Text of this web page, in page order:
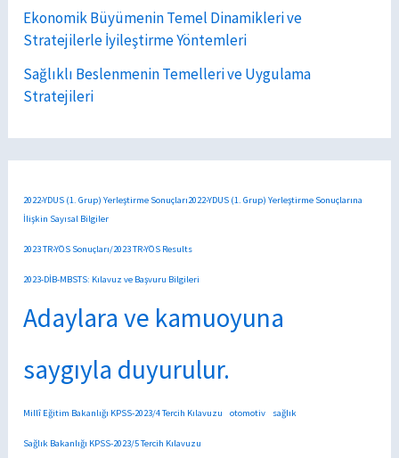
Ekonomik Büyümenin Temel Dinamikleri ve
Stratejilerle İyileştirme Yöntemleri
Sağlıklı Beslenmenin Temelleri ve Uygulama
Stratejileri
2022-YDUS (1. Grup) Yerleştirme Sonuçları2022-YDUS (1. Grup) Yerleştirme Sonuçlarına
İlişkin Sayısal Bilgiler
2023 TR-YÖS Sonuçları/2023 TR-YÖS Results
2023-DİB-MBSTS: Kılavuz ve Başvuru Bilgileri
Adaylara ve kamuoyuna
saygıyla duyurulur.
Millî Eğitim Bakanlığı KPSS-2023/4 Tercih Kılavuzu otomotiv sağlık
Sağlık Bakanlığı KPSS-2023/5 Tercih Kılavuzu